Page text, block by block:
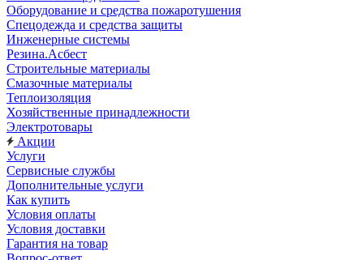
Оборудование и средства пожаротушения
Спецодежда и средства защиты
Инженерные системы
Резина.Асбест
Строительные материалы
Смазочные материалы
Теплоизоляция
Хозяйственные принадлежности
Электротовары
Акции
Услуги
Сервисные службы
Дополнительные услуги
Как купить
Условия оплаты
Условия доставки
Гарантия на товар